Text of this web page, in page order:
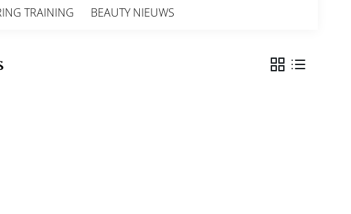
TRAINING BEAUTY NIEUWS